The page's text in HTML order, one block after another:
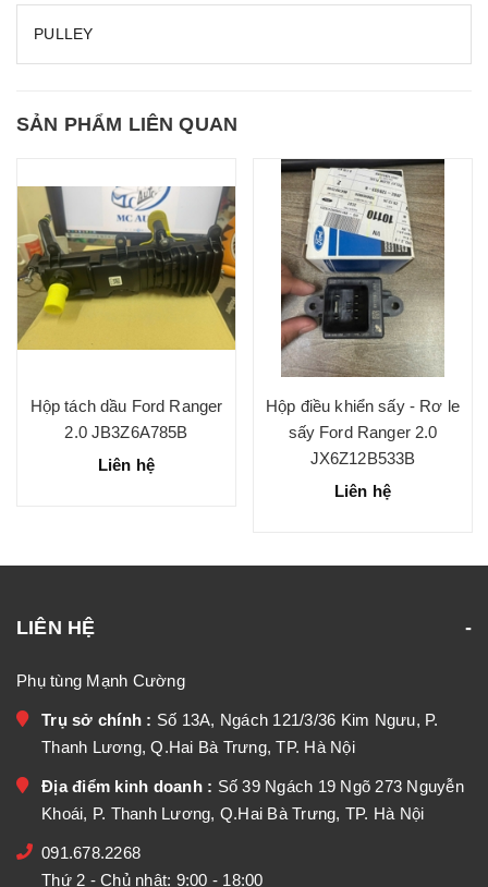
PULLEY
SẢN PHẨM LIÊN QUAN
Hộp tách dầu Ford Ranger
2.0 JB3Z6A785B
Liên hệ
Hộp điều khiển sấy - Rơ le
sấy Ford Ranger 2.0
JX6Z12B533B
Liên hệ
LIÊN HỆ
Phụ tùng Mạnh Cường
Trụ sở chính : Số 13A, Ngách 121/3/36 Kim Ngưu, P.
Thanh Lương, Q.Hai Bà Trưng, TP. Hà Nội
Địa điểm kinh doanh : Số 39 Ngách 19 Ngõ 273 Nguyễn
Khoái, P. Thanh Lương, Q.Hai Bà Trưng, TP. Hà Nội
091.678.2268
Thứ 2 - Chủ nhật: 9:00 - 18:00